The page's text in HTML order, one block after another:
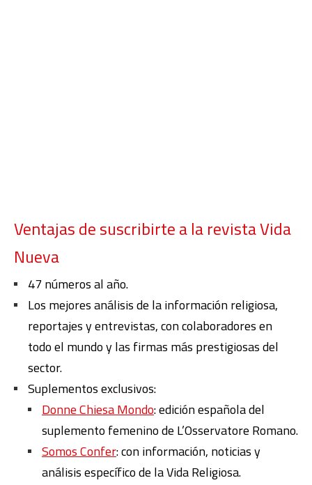
Ventajas de suscribirte a la revista Vida
Nueva
47 números al año.
Los mejores análisis de la información religiosa,
reportajes y entrevistas, con colaboradores en
todo el mundo y las firmas más prestigiosas del
sector.
Suplementos exclusivos:
Donne Chiesa Mondo: edición española del
suplemento femenino de L’Osservatore Romano.
Somos Confer: con información, noticias y
análisis específico de la Vida Religiosa.